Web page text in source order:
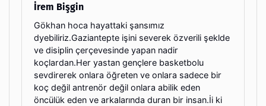
İrem Bişgin
Gökhan hoca hayattaki şansımız
dyebiliriz.Gaziantepte işini severek özverili şeklde
ve disiplin çerçevesinde yapan nadir
koçlardan.Her yastan gençlere basketbolu
sevdirerek onlara öğreten ve onlara sadece bir
koç değil antrenör değil onlara abilik eden
öncülük eden ve arkalarında duran bir insan.İi ki